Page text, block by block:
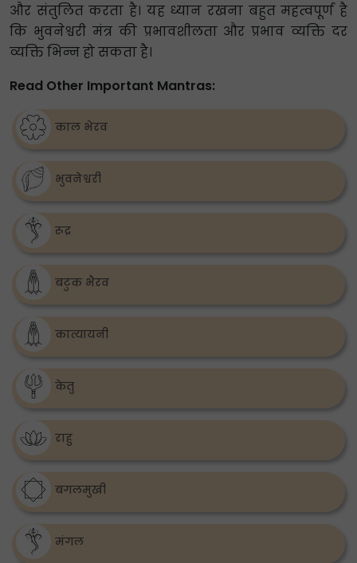
और संतुलित करता है। यह ध्यान रखना बहुत महत्वपूर्ण है
कि भुवनेश्वरी मंत्र की प्रभावशीलता और प्रभाव व्यक्ति दर
व्यक्ति भिन्न हो सकता है।
Read Other Important Mantras:
काल भेरव
भुवनेश्वरी
रूद्र
बटुक भैरव
कात्यायनी
केतु
राहु
बगलमुखी
मंगल